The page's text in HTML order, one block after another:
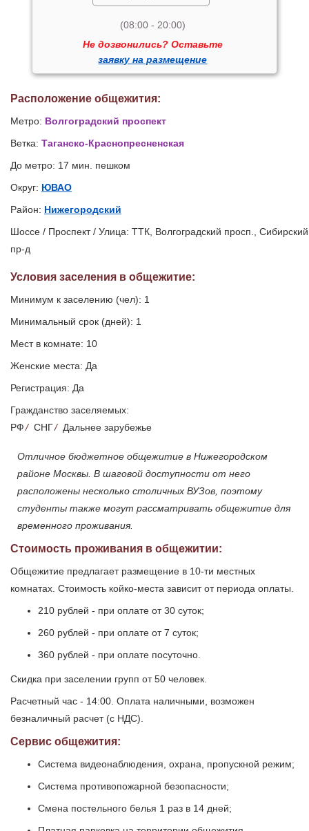
(08:00 - 20:00)
Не дозвонились? Оставьте
заявку на размещение
Расположение общежития:
Метро: Волгоградский проспект
Ветка: Таганско-Краснопресненская
До метро: 17 мин. пешком
Округ: ЮВАО
Район: Нижегородский
Шоссе / Проспект / Улица: ТТК, Волгоградский просп., Сибирский
пр-д
Условия заселения в общежитие:
Минимум к заселению (чел): 1
Минимальный срок (дней): 1
Мест в комнате: 10
Женские места: Да
Регистрация: Да
Гражданство заселяемых:
РФ/ СНГ/ Дальнее зарубежье
Отличное бюджетное общежитие в Нижегородском
районе Москвы. В шаговой доступности от него
расположены несколько столичных ВУЗов, поэтому
студенты также могут рассматривать общежитие для
временного проживания.
Стоимость проживания в общежитии:
Общежитие предлагает размещение в 10-ти местных
комнатах. Стоимость койко-места зависит от периода оплаты.
210 рублей - при оплате от 30 суток;
260 рублей - при оплате от 7 суток;
360 рублей - при оплате посуточно.
Скидка при заселении групп от 50 человек.
Расчетный час - 14:00. Оплата наличными, возможен
безналичный расчет (с НДС).
Сервис общежития:
Система видеонаблюдения, охрана, пропускной режим;
Система противопожарной безопасности;
Смена постельного белья 1 раз в 14 дней;